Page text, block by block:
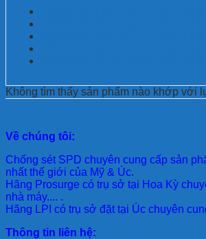
Không tìm thấy sản phẩm nào khớp với
Về chúng tôi:
Chống sét SPD chuyên cung cấp sản
nhất thế giới của Mỹ & Úc.
Hãng Prosurge có trụ sở tại Hoa Kỳ
nhà máy.... .
Hãng LPI có trụ sở đặt tại Úc chuyên
Thông tin liên hệ: